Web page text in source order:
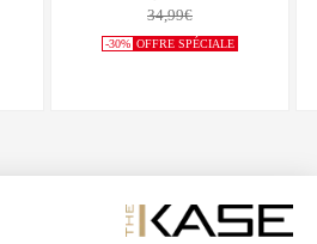
34,99€
-30% OFFRE SPÉCIALE